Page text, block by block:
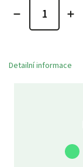
Detailní informace